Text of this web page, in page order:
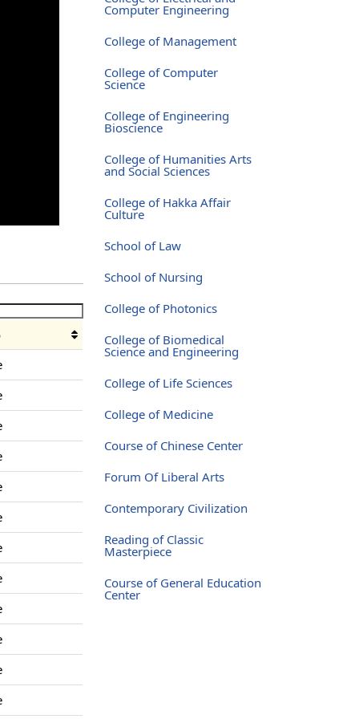
Computer Engineering
College of Management
College of Computer
Science
College of Engineering
Bioscience
College of Humanities Arts
and Social Sciences
College of Hakka Affair
Culture
School of Law
School of Nursing
College of Photonics
College of Biomedical
Science and Engineering
College of Life Sciences
College of Medicine
Course of Chinese Center
Forum Of Liberal Arts
Contemporary Civilization
Reading of Classic
Masterpiece
Course of General Education
Center